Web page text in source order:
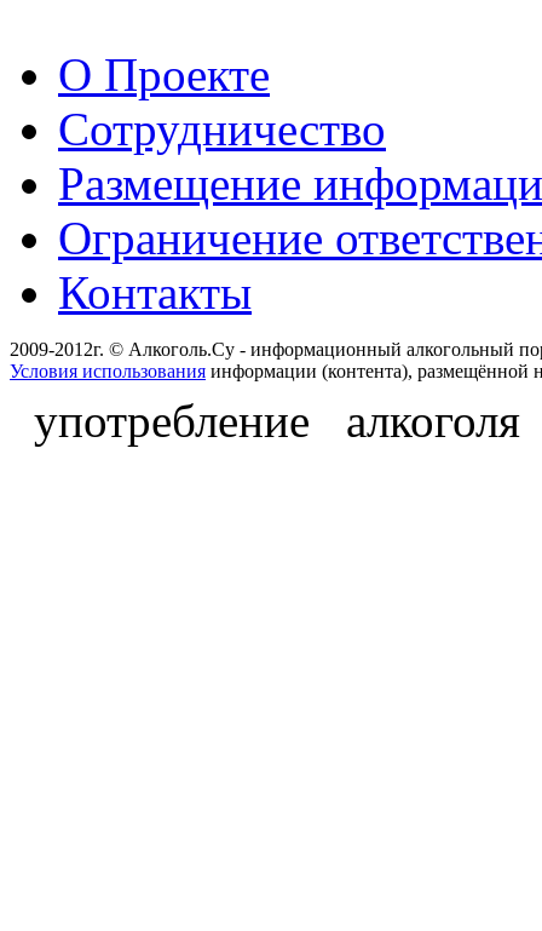
О Проекте
Сотрудничество
Размещение
Ограничение
Контакты
2009-2012г. © Алкоголь.Су - информационный алкогольный
Условия использования информации (контента), размещённой
употребление